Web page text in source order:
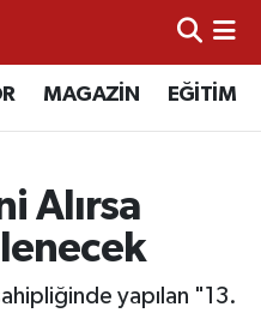
MAGAZİN EĞİTİM
Alırsa
yapılan "13.